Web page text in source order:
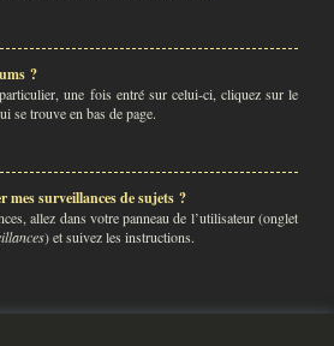
?
une fois entré sur celui-ci, cliquez sur le
se trouve en bas de page.
surveillances de sujets ?
allez dans votre panneau de l’utilisateur (onglet
) et suivez les instructions.